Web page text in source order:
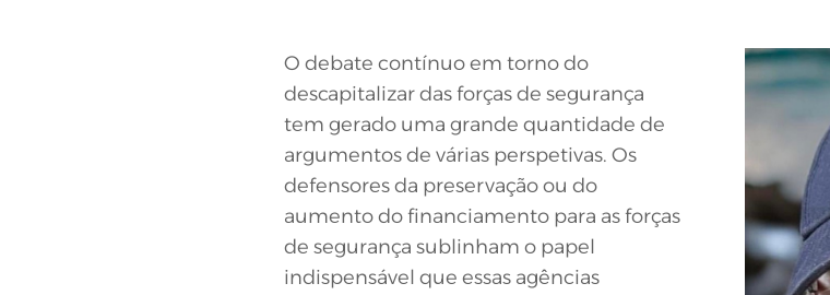
O debate contínuo em torno do
descapitalizar das forças de segurança
tem gerado uma grande quantidade de
argumentos de várias perspetivas. Os
defensores da preservação ou do
aumento do financiamento para as forças
de segurança sublinham o papel
indispensável que essas agências